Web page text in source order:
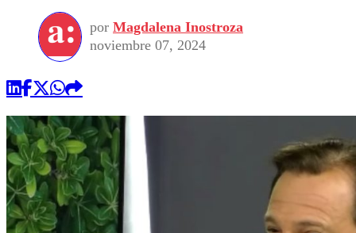
por Magdalena Inostroza
noviembre 07, 2024